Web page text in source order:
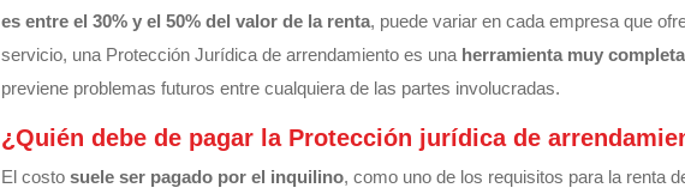
es entre el 30% y el 50% del valor de la renta, puede variar en cada empresa que
servicio, una Protección Jurídica de arrendamiento es una herramienta muy completa
previene problemas futuros entre cualquiera de las partes involucradas.
¿Quién debe de pagar la Protección jurídica de
El costo suele ser pagado por el inquilino, como uno de los requisitos para la renta